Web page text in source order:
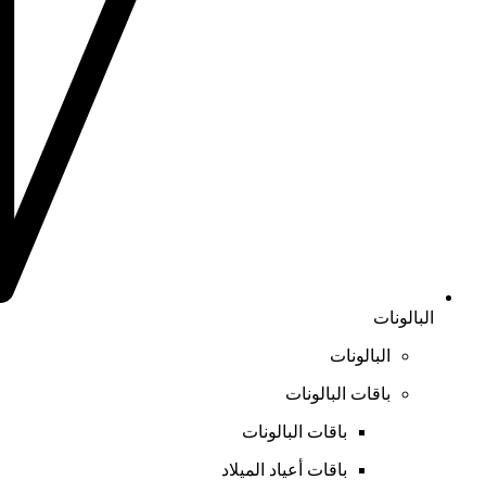
البالونات
البالونات
باقات البالونات
باقات البالونات
باقات أعياد الميلاد